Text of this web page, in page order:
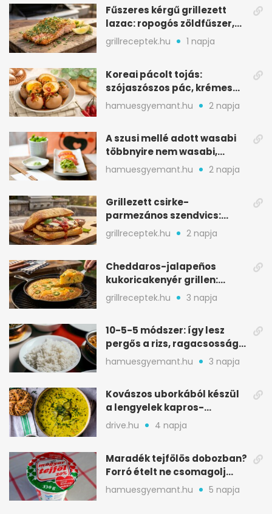
Fűszeres kérgű grillezett
lazac: ropogós zöldfűszer,
szaftos belső
grillreceptek.hu 1 napja
Koreai pácolt tojás:
szójaszószos pác, krémes
sárgája, pár óra alatt
hamuesgyemant.hu 2 napja
A szusi mellé adott wasabi
többnyire nem wasabi,
hanem fűszerkeverék
hamuesgyemant.hu 2 napja
Grillezett csirke-
parmezános szendvics:
ropogós csirke, olvadó sajt
grillreceptek.hu 2 napja
Cheddaros-jalapeños
kukoricakenyér grillen:
ropogós alj, puha belső
grillreceptek.hu 3 napja
10-5-5 módszer: így lesz
pergős a rizs, ragacsosság
nélkül
hamuesgyemant.hu 3 napja
Kovászos uborkából készül
a lengyelek kapros-
savanykás levese
drive.hu 4 napja
Maradék tejfölös dobozban?
Forró ételt ne csomagolj
ilyen tégelybe
hamuesgyemant.hu 5 napja